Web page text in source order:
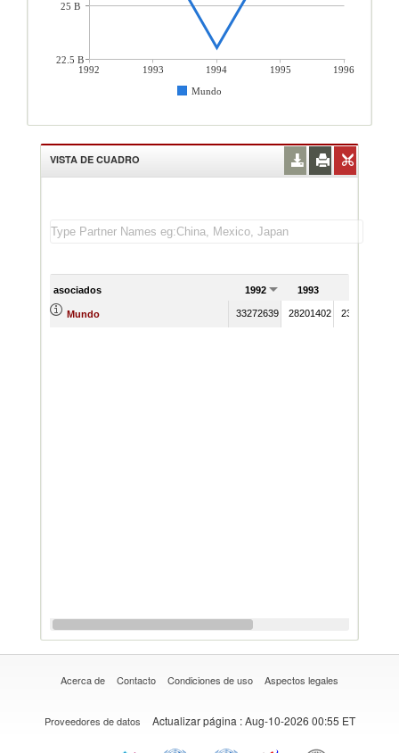
1992 1993 1994 1995
1996
Mundo
25 B
22.5 B
VISTA DE CUADRO
asociados 1992 1993
Mundo 33272639 28201402 23042631
Acerca de Contacto Condiciones de uso Aspectos legales
Proveedores de datos Actualizar página : Aug-10-2026 00:55 ET